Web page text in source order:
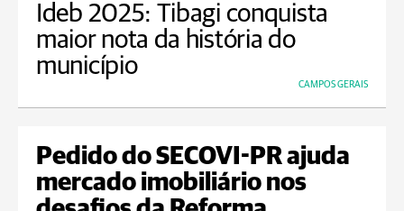
Ideb 2025: Tibagi conquista
maior nota da história do
município
CAMPOS GERAIS
Pedido do SECOVI-PR ajuda
mercado imobiliário nos